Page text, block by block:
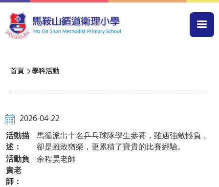
移至主內容
導
連
結
首頁 學科活動
2026-04-22
活動描
述：
馬循派出十名乒乓球隊學生參賽，雖遇強敵憾負，
卻是雖敗猶榮，更累積了寶貴的比賽經驗。
活動負
責老
師：
余程昊老師